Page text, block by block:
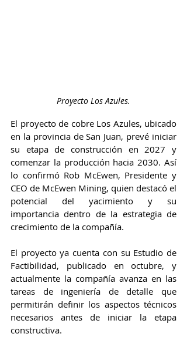
Proyecto Los Azules.
El proyecto de cobre Los Azules, ubicado
en la provincia de San Juan, prevé iniciar
su etapa de construcción en 2027 y
comenzar la producción hacia 2030. Así
lo confirmó Rob McEwen, Presidente y
CEO de McEwen Mining, quien destacó el
potencial del yacimiento y su
importancia dentro de la estrategia de
crecimiento de la compañía.
El proyecto ya cuenta con su Estudio de
Factibilidad, publicado en octubre, y
actualmente la compañía avanza en las
tareas de ingeniería de detalle que
permitirán definir los aspectos técnicos
necesarios antes de iniciar la etapa
constructiva.